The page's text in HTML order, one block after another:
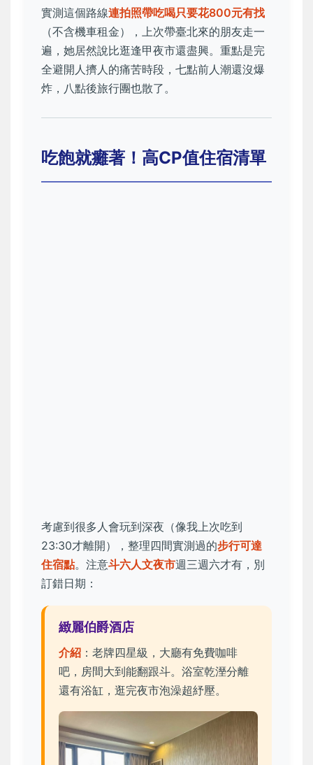
實測這個路線連拍照帶吃喝只要花800元有找
（不含機車租金），上次帶臺北來的朋友走一
遍，她居然說比逛逢甲夜市還盡興。重點是完
全避開人擠人的痛苦時段，七點前人潮還沒爆
炸，八點後旅行團也散了。
吃飽就癱著！高CP值住宿清單
考慮到很多人會玩到深夜（像我上次吃到
23:30才離開），整理四間實測過的步行可達
住宿點。注意斗六人文夜市週三週六才有，別
訂錯日期：
緻麗伯爵酒店
介紹 ：老牌四星級，大廳有免費咖啡
吧，房間大到能翻跟斗。浴室乾溼分離
還有浴缸，逛完夜市泡澡超紓壓。